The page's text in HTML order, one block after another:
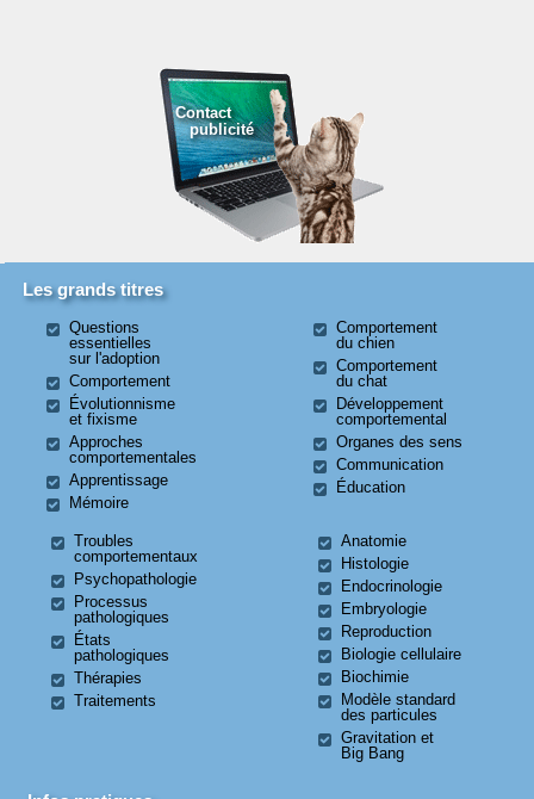
Contact
publicité
Les grands titres
Questions
essentielles
sur l'adoption
Comportement
Évolutionnisme
et fixisme
Approches
comportementales
Apprentissage
Mémoire
Comportement
du chien
Comportement
du chat
Développement
comportemental
Organes des sens
Communication
Éducation
Troubles
comportementaux
Psychopathologie
Processus
pathologiques
États
pathologiques
Thérapies
Traitements
Anatomie
Histologie
Endocrinologie
Embryologie
Reproduction
Biologie cellulaire
Biochimie
Modèle standard
des particules
Gravitation et
Big Bang